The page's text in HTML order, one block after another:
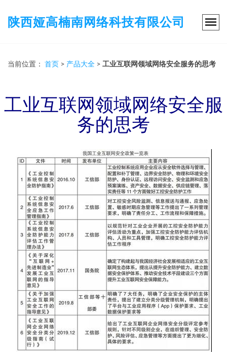
陕西娅高楠南网络科技有限公司
当前位置： 首页 > 产品大全 > 工业互联网领域网络安全服务的思考
工业互联网领域网络安全服
务的思考